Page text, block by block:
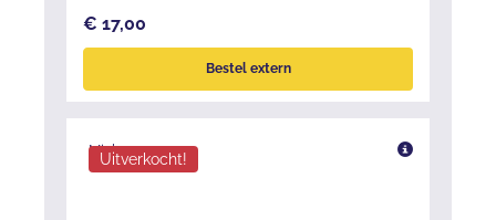
€ 17,00
Bestel extern
Mick
Uitverkocht!